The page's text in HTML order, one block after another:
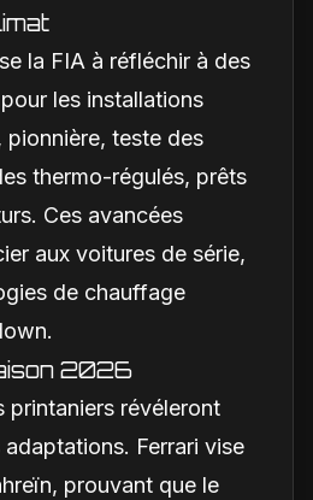
la FIA à réfléchir à des
les installations
pionnière, teste des
thermo-régulés, prêts
Ces avancées
aux voitures de série,
de chauffage
2026
printaniers révéleront
Ferrari vise
prouvant que le